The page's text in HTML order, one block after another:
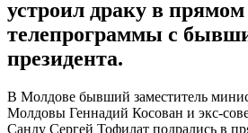
устроил драку в
телепрограммы с
президента.
В Молдове бывший заместитель
Молдовы Геннадий Косован и экс-
Санду Сергей Тофилат подрались в